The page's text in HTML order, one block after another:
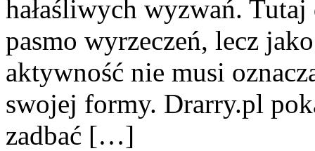
hałaśliwych wyzwań.
pasmo wyrzeczeń, lecz
aktywność nie musi
swojej formy. Drarry.pl
zadbać […]